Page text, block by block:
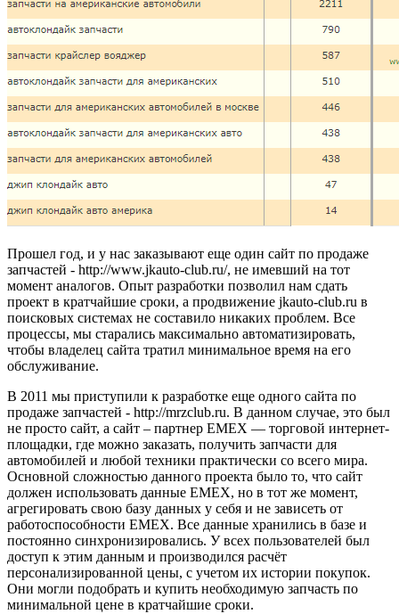
Прошел год, и у нас заказывают еще один сайт по продаже
запчастей - http://www.jkauto-club.ru/, не имевший на тот
момент аналогов. Опыт разработки позволил нам сдать
проект в кратчайшие сроки, а продвижение jkauto-club.ru в
поисковых системах не составило никаких проблем. Все
процессы, мы старались максимально автоматизировать,
чтобы владелец сайта тратил минимальное время на его
обслуживание.
В 2011 мы приступили к разработке еще одного сайта по
продаже запчастей - http://mrzclub.ru. В данном случае, это был
не просто сайт, а сайт – партнер EMEX — торговой интернет-
площадки, где можно заказать, получить запчасти для
автомобилей и любой техники практически со всего мира.
Основной сложностью данного проекта было то, что сайт
должен использовать данные EMEX, но в тот же момент,
агрегировать свою базу данных у себя и не зависеть от
работоспособности EMEX. Все данные хранились в базе и
постоянно синхронизировались. У всех пользователей был
доступ к этим данным и производился расчёт
персонализированной цены, с учетом их истории покупок.
Они могли подобрать и купить необходимую запчасть по
минимальной цене в кратчайшие сроки.